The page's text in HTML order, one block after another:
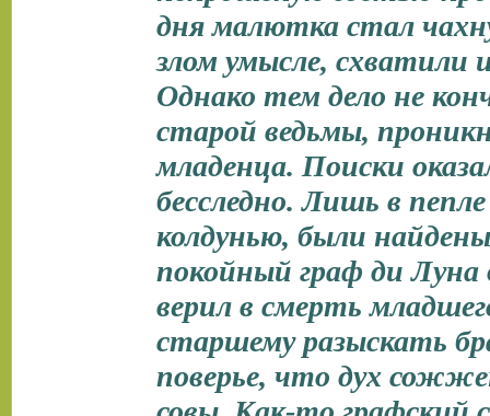
дня малютка стал
злом умысле, схватили
Однако тем дело не
старой ведьмы,
младенца. Поиски
бесследно. Лишь в
колдунью, были
покойный граф ди Луна
верил в смерть
старшему разыскать
поверье, что дух